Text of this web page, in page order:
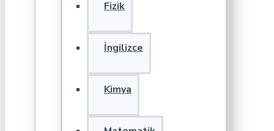
Fizik
İngilizce
Kimya